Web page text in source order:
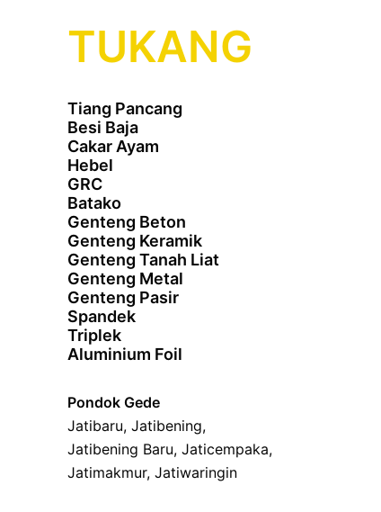
TUKANG
Tiang Pancang
Besi Baja
Cakar Ayam
Hebel
GRC
Batako
Genteng Beton
Genteng Keramik
Genteng Tanah Liat
Genteng Metal
Genteng Pasir
Spandek
Triplek
Aluminium Foil
Pondok Gede
Jatibaru, Jatibening,
Jatibening Baru, Jaticempaka,
Jatimakmur, Jatiwaringin